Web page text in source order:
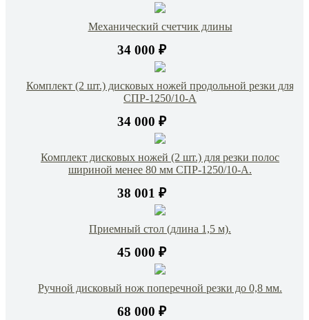
Механический счетчик длины
34 000 ₽
Комплект (2 шт.) дисковых ножей продольной резки для
СПР-1250/10-А
34 000 ₽
Комплект дисковых ножей (2 шт.) для резки полос
шириной менее 80 мм СПР-1250/10-А.
38 001 ₽
Приемный стол (длина 1,5 м).
45 000 ₽
Ручной дисковый нож поперечной резки до 0,8 мм.
68 000 ₽